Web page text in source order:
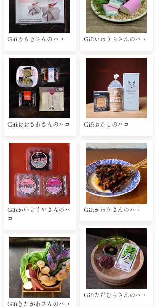
Giftあらきさんのハコ
Giftおおさわさんのハコ
Giftかいどうやさんのハ
コ
Giftきたがわさんのハコ
Giftいわうちさんのハコ
Giftおかしのハコ
Giftかわきさんのハコ
Giftただむらさんのハコ